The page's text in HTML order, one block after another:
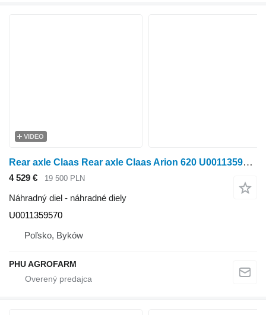
VIDEO
Rear axle Claas Rear axle Claas Arion 620 U0011359570 na kolesového traktora Claas Arion 620
4 529 € 19 500 PLN
Náhradný diel - náhradné diely
U0011359570
Poľsko, Byków
PHU AGROFARM